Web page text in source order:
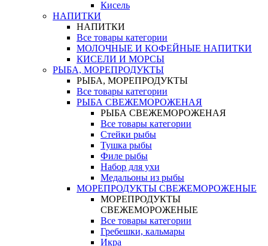
Кисель
НАПИТКИ
НАПИТКИ
Все товары категории
МОЛОЧНЫЕ И КОФЕЙНЫЕ НАПИТКИ
КИСЕЛИ И МОРСЫ
РЫБА, МОРЕПРОДУКТЫ
РЫБА, МОРЕПРОДУКТЫ
Все товары категории
РЫБА СВЕЖЕМОРОЖЕНАЯ
РЫБА СВЕЖЕМОРОЖЕНАЯ
Все товары категории
Стейки рыбы
Тушка рыбы
Филе рыбы
Набор для ухи
Медальоны из рыбы
МОРЕПРОДУКТЫ СВЕЖЕМОРОЖЕНЫЕ
МОРЕПРОДУКТЫ
СВЕЖЕМОРОЖЕНЫЕ
Все товары категории
Гребешки, кальмары
Икра